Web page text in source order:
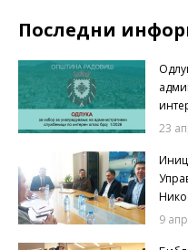
Последни
23
9